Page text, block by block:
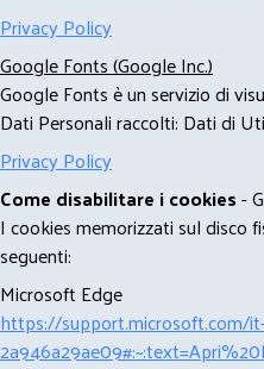
Privacy Policy
Google Fonts (Google Inc.)
Google Fonts è un servizio di
Dati Personali raccolti: Dati di
Privacy Policy
Come disabilitare i cookies-
I cookies memorizzati sul disco
seguenti:
Microsoft Edge
https://support.microsoft.com/